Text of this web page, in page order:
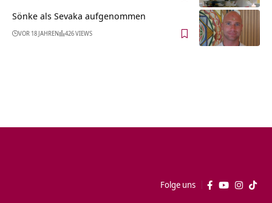
Sönke als Sevaka aufgenommen
VOR 18 JAHREN 426 VIEWS
Folge uns